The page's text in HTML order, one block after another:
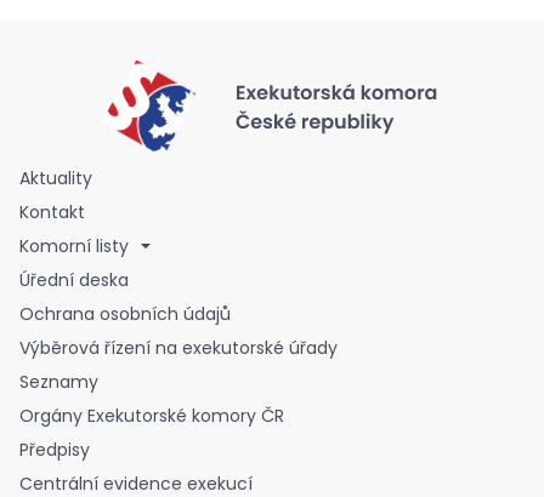
Aktuality
Kontakt
Komorní listy
Úřední deska
Ochrana osobních údajů
Výběrová řízení na exekutorské úřady
Seznamy
Orgány Exekutorské komory ČR
Předpisy
Centrální evidence exekucí